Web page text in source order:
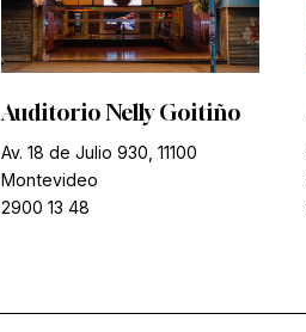
Auditorio Nelly Goitiño
Av. 18 de Julio 930, 11100
Montevideo
2900 13 48